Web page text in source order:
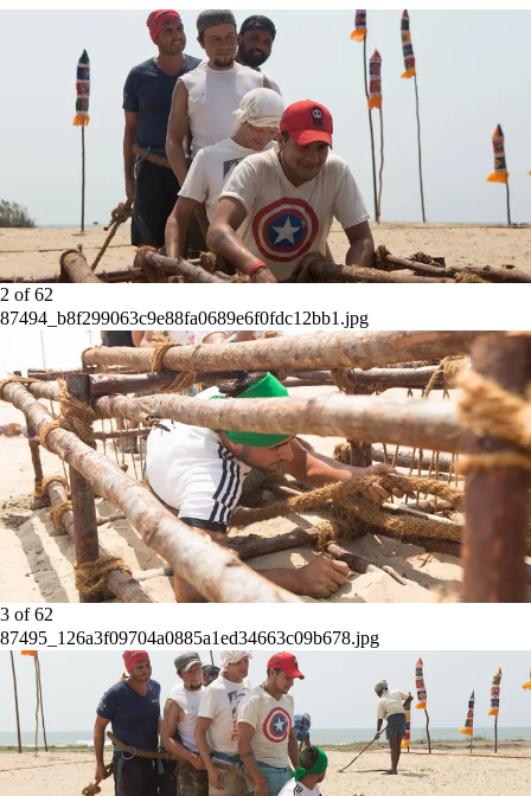
2 of62
87494_b8f299063c9e88fa0689e6f0fdc12bb1.jpg
3 of62
87495_126a3f09704a0885a1ed34663c09b678.jpg